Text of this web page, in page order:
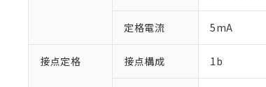
定格電流 5mA
接点定格 接点構成 1b
以下の
く
在
*EU RoHS
鉛(Pb)
ル（DBP
「○」：
「×」：
「－」う
当